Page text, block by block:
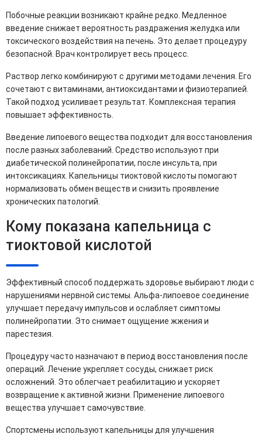
Побочные реакции возникают крайне редко. Медленное
введение снижает вероятность раздражения желудка или
токсического воздействия на печень. Это делает процедуру
безопасной. Врач контролирует весь процесс.
Раствор легко комбинируют с другими методами лечения. Его
сочетают с витаминами, антиоксидантами и физиотерапией.
Такой подход усиливает результат. Комплексная терапия
повышает эффективность.
Введение липоевого вещества подходит для восстановления
после разных заболеваний. Средство используют при
диабетической полинейропатии, после инсульта, при
интоксикациях. Капельницы тиоктовой кислоты помогают
нормализовать обмен веществ и снизить проявление
хронических патологий.
Кому показана капельница с
тиоктовой кислотой
Эффективный способ поддержать здоровье выбирают люди с
нарушениями нервной системы. Альфа-липоевое соединение
улучшает передачу импульсов и ослабляет симптомы
полинейропатии. Это снимает ощущение жжения и
парестезия.
Процедуру часто назначают в период восстановления после
операций. Лечение укрепляет сосуды, снижает риск
осложнений. Это облегчает реабилитацию и ускоряет
возвращение к активной жизни. Применение липоевого
вещества улучшает самочувствие.
Спортсмены используют капельницы для улучшения